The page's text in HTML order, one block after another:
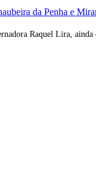
da Penha e
Raquel Lira,